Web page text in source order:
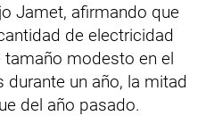
Jamet, afirmando que
de electricidad
modesto en el
un año, la mitad
del año pasado.